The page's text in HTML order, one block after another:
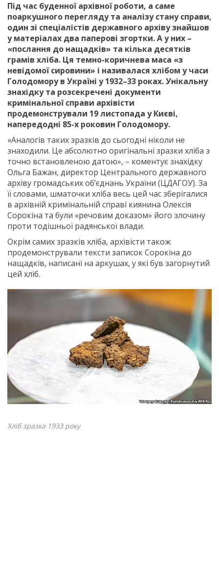
Під час буденної архівної роботи, а саме
поаркушного перегляду та аналізу стану справи,
один зі спеціалістів державного архіву знайшов
у матеріалах два паперові згортки. А у них –
«послання до нащадків» та кілька десятків
грамів хліба. Ця темно-коричнева маса «з
невідомої сировини» і називалася хлібом у часи
Голодомору в Україні у 1932–33 роках. Унікальну
знахідку та розсекречені документи
кримінальної справи архівісти
продемонстрували 19 листопада у Києві,
напередодні 85-х роковин Голодомору.
«Аналогів таких зразків до сьогодні ніколи не
знаходили. Це абсолютно оригінальні зразки хліба з
точно встановленою датою», – коментує знахідку
Ольга Бажан, директор Центрального державного
архіву громадських об’єднань України (ЦДАГОУ). За
її словами, шматочки хліба весь цей час зберігалися
в архівній кримінальній справі киянина Олексія
Сорокіна та були «речовим доказом» його злочину
проти тодішньої радянської влади.
Окрім самих зразків хліба, архівісти також
продемонстрували тексти записок Сорокіна до
нащадків, написані на аркушах, у які був загорнутий
цей хліб.
Хліб зразка 1933 року